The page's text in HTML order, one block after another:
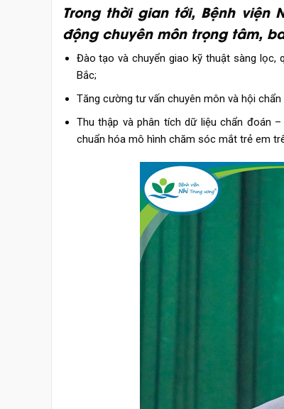
Trong thời gian tới, Bệnh viện
động chuyên môn trọng tâm,
Đào tạo và chuyển giao kỹ thuật sàng lọc,
Bắc;
Tăng cường tư vấn chuyên môn và hội
Thu thập và phân tích dữ liệu chẩn đoán
chuẩn hóa mô hình chăm sóc mắt trẻ em